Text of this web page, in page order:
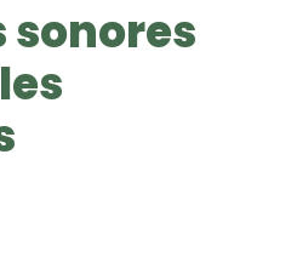
sonores